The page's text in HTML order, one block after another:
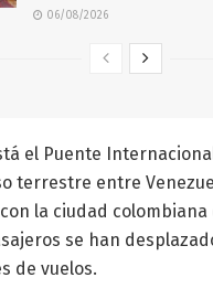
06/08/2026
el Puente
terrestre entre
la ciudad colombiana
se han
de vuelos.